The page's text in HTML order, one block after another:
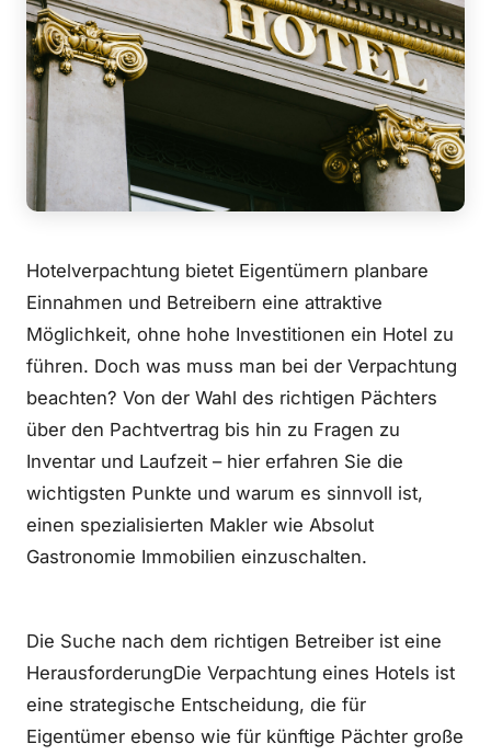
Hotelverpachtung bietet Eigentümern planbare
Einnahmen und Betreibern eine attraktive
Möglichkeit, ohne hohe Investitionen ein Hotel zu
führen. Doch was muss man bei der Verpachtung
beachten? Von der Wahl des richtigen Pächters
über den Pachtvertrag bis hin zu Fragen zu
Inventar und Laufzeit – hier erfahren Sie die
wichtigsten Punkte und warum es sinnvoll ist,
einen spezialisierten Makler wie Absolut
Gastronomie Immobilien einzuschalten.
Die Suche nach dem richtigen Betreiber ist eine
HerausforderungDie Verpachtung eines Hotels ist
eine strategische Entscheidung, die für
Eigentümer ebenso wie für künftige Pächter große